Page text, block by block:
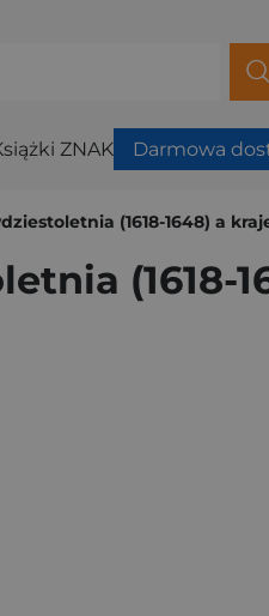
ZNAK Darmowa
(1618-1648) a
(1618-